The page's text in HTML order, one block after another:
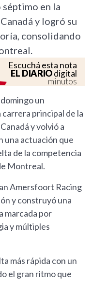
en la
y logró su
consolidando
Escuchá esta nota
EL DIARIOdigital
minutos
un
principal de la
y volvió a
una actuación que
de la competencia
Montreal.
Amersfoort Racing
y construyó una
marcada por
y múltiples
más rápida con un
el gran ritmo que